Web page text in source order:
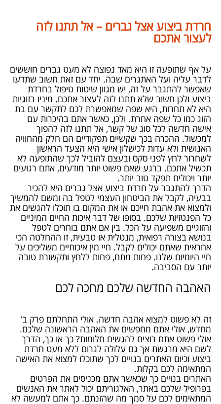
חרדת ביצוע אצל גברים – אל תתנו לזה
לעצור אתכם
על אף שתופעה זו היא מאד נפוצה לא מעט גברים חוששים
לדבר עליה ועל האתגרים שבה. יחד עם זאת חשוב שתדעו
שאפשר להתגבר על זה, יש מגוון שיטות טיפול בחרדת
ביצוע ולכן חשוב שלא תתנו לזה לעצור אתכם. מיניו בזוגיות
היא לא תחרות, היא שפה שמאפשרת לכם לתקשר עם בת
הזוג כמו כל שפה אחרת. ולכן, כאשר אתם בהיכרות עם
אישה חדשה לכל סוג של קשר, אל תתנו לזה להפוך
למכשול. ההכרה בכך שקשיים תפקודיים הם חלק מהחוויה
האנושית ולא עדות לכישלון אישי היא הצעד הראשון
לשחרור לחץ לפני סקס ובעצם להוביל לכך שהתופעה לא
תכשיל אתכם. ברגע שאם פשוט יותר מודעים, אתם רגועים
יותר ויכולים תפקד טוב יותר.
הדרך להתגבר על חרדת ביצוע אצל גברים היא להכיר
בבעיה, לקבל את הביטחון העצמי לטפל בה ומשם להמשיך
ולמצוא את אהבת חייכם או את המקום בו תוכלו להגשים את
כל הפנטזיות שלכם. בסופו של דבר איכות החיים המיניים
והזוגיים משפיעה על הכל. בין אם אתם בוחרים לטפל
בנושא בצורה רפואית, מנטלית או טבעית, זו ההחלטה הכי
אחראית שאתם יכולים לקבל. חיי מין איכותיים משליכים על
חיי היומיום שלנו. פחות מתח, פחות ללחץ ותקשורת טובה
יותר עם הסביבה.
האהבה החדשה שלכם מחכה לכם
זה לא פשוט למצוא אהבה חדשה. אולי התחלתם פרק ב'
מחדש, אולי אתם מחפשים את האהבה הראשונה שלכם.
אולי פשוט אתם רוצים להגשים חלומות? כך או כך, הדרך
לשם היא מרגשת אך גם עלולה לגרום ללא מעט חרדת
ביצוע וכיום האתרים בנויים לכך שתוכלו למצוא את האישה
המתאימה לכם בקלות.
האתרים בנויים כך שכאשר אתם מכניסים את הפרטים
בפרופיל שלכם באתר, האלגוריתם יכול לאתר את האנשים
המתאימים לכם על סמך מה שהזנתם. כך אתם למעשה לא